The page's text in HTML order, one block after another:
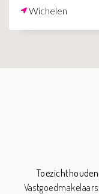
Wichelen
Vastgoedmakelaars,